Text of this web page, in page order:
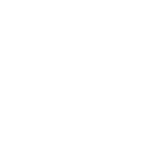
de 40 Días
ha informado
de noviembre
anual de
del aborto.